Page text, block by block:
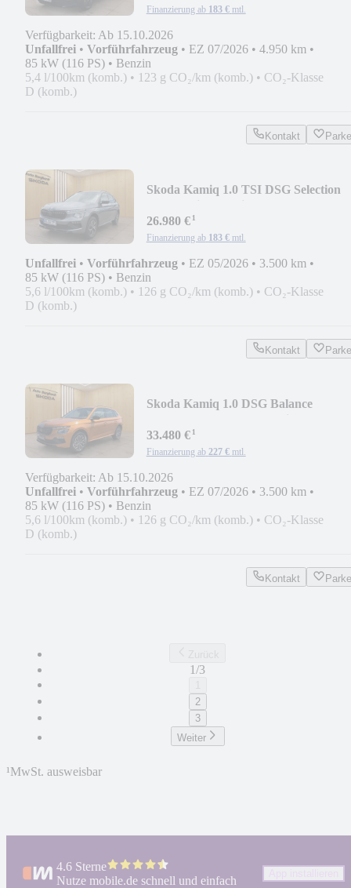
Finanzierung ab 183 € mtl.
Verfügbarkeit: Ab 15.10.2026
Unfallfrei • Vorführfahrzeug • EZ 07/2026 • 4.950 km •
85 kW (116 PS) • Benzin
5,4 l/100km (komb.) • 123 g CO₂/km (komb.) • CO₂-Klasse
D (komb.)
Kontakt
Skoda Kamiq 1.0 TSI DSG Selection
26.980 €¹
Finanzierung ab 183 € mtl.
Unfallfrei • Vorführfahrzeug • EZ 05/2026 • 3.500 km •
85 kW (116 PS) • Benzin
5,6 l/100km (komb.) • 126 g CO₂/km (komb.) • CO₂-Klasse
D (komb.)
Kontakt
Skoda Kamiq 1.0 DSG Balance
33.480 €¹
Finanzierung ab 227 € mtl.
Verfügbarkeit: Ab 15.10.2026
Unfallfrei • Vorführfahrzeug • EZ 07/2026 • 3.500 km •
85 kW (116 PS) • Benzin
5,6 l/100km (komb.) • 126 g CO₂/km (komb.) • CO₂-Klasse
D (komb.)
Kontakt
1/3
2
3
Weiter
¹MwSt. ausweisbar
4.6 Sterne
Nutze mobile.de schnell und einfach